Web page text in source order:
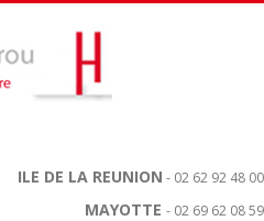
ILE DE LA REUNION - 02 62 92 48 00
MAYOTTE - 02 69 62 08 59